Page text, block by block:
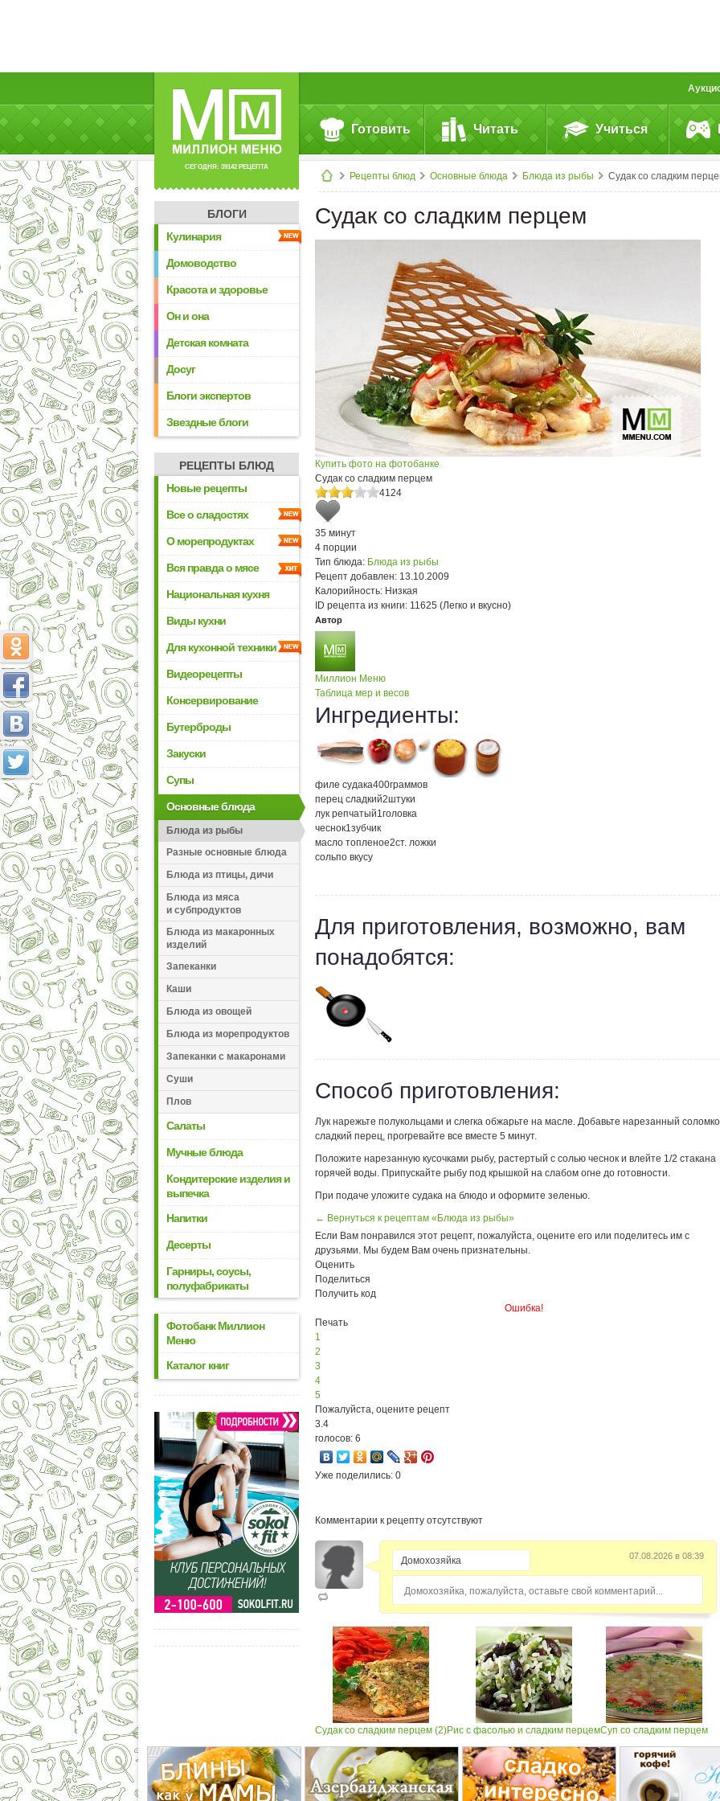
СЕГОДНЯ: 39142 РЕЦЕПТА
Готовить Читать Учиться
Рецепты блюд Основные блюда Блюда из рыбы Судак со сладким
БЛОГИ
Кулинария
Домоводство
Красота и здоровье
Он и она
Детская комната
Досуг
Блоги экспертов
Звездные блоги
РЕЦЕПТЫ БЛЮД
Новые рецепты
Все о сладостях
О морепродуктах
Вся правда о мясе
Национальная кухня
Виды кухни
Для кухонной техники
Видеорецепты
Консервирование
Бутерброды
Закуски
Супы
Основные блюда
Блюда из рыбы
Разные основные блюда
Блюда из птицы, дичи
Блюда из мяса
и субпродуктов
Блюда из макаронных
изделий
Запеканки
Каши
Блюда из овощей
Блюда из морепродуктов
Запеканки с макаронами
Суши
Плов
Салаты
Мучные блюда
Кондитерские изделия и
выпечка
Напитки
Десерты
Гарниры, соусы,
полуфабрикаты
Фотобанк Миллион
Меню
Каталог книг
Судак со сладким перцем
Купить фото на фотобанке
Судак со сладким перцем
4124
35 минут
4 порции
Тип блюда: Блюда из рыбы
Рецепт добавлен: 13.10.2009
Калорийность: Низкая
ID рецепта из книги: 11625 (Легко и вкусно)
Автор
Миллион Меню
Таблица мер и весов
Ингредиенты:
филе судака400граммов
перец сладкий2штуки
лук репчатый1головка
чеснок1зубчик
масло топленое2ст. ложки
сольпо вкусу
Для приготовления, возможно, вам
понадобятся:
Способ приготовления:
Лук нарежьте полукольцами и слегка обжарьте на масле. Добавьте нарезанный
сладкий перец, прогревайте все вместе 5 минут.
Положите нарезанную кусочками рыбу, растертый с солью чеснок и влейте 1/2 стакана
горячей воды. Припускайте рыбу под крышкой на слабом огне до готовности.
При подаче уложите судака на блюдо и оформите зеленью.
← Вернуться к рецептам «Блюда из рыбы»
Если Вам понравился этот рецепт, пожалуйста, оцените его или поделитесь им с
друзьями. Мы будем Вам очень признательны.
Оценить
Поделиться
Получить код
Ошибка!
Печать
1
2
3
4
5
Пожалуйста, оцените рецепт
3.4
голосов: 6
Уже поделились: 0
Комментарии к рецепту отсутствуют
07.08.2026 в 08:39
Домохозяйка, пожалуйста, оставьте свой комментарий...
Судак со сладким перцем (2)Рис с фасолью и сладким перцемСуп со сладким перцем